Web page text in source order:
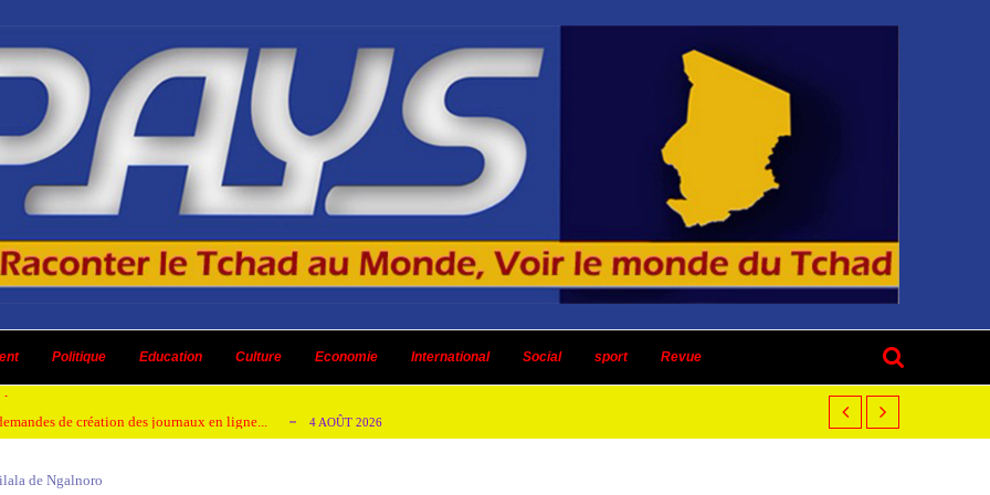
Politique Education Culture Economie International Social sport Revue
AOÛT 2026
honorer son ancien leader 2 AOÛT 2026
de création des journaux en ligne... 4 AOÛT 2026
un dividende ni une quelconque plus-...
de Ngalnoro